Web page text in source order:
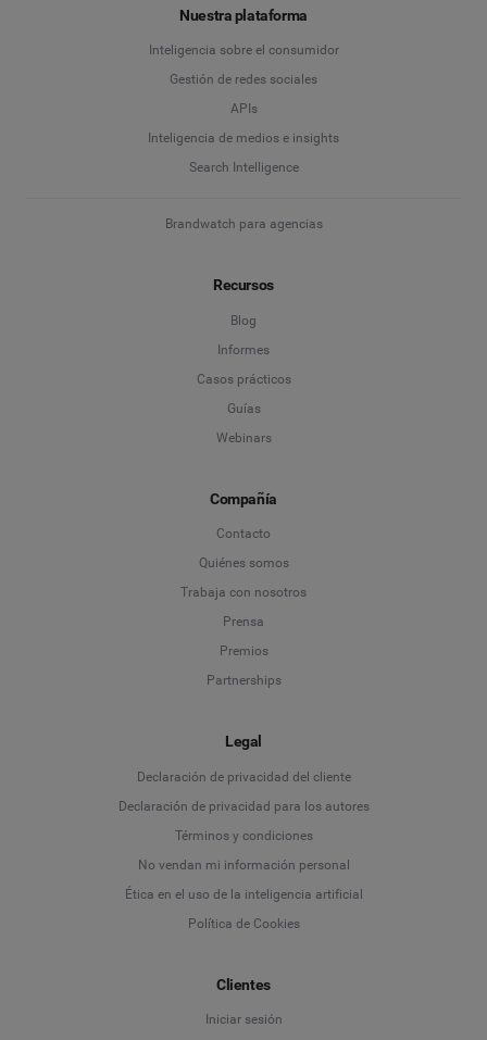
Nuestra plataforma
Inteligencia sobre el consumidor
Gestión de redes sociales
APIs
Inteligencia de medios e insights
Search Intelligence
Brandwatch para agencias
Recursos
Blog
Informes
Casos prácticos
Guías
Webinars
Compañía
Contacto
Quiénes somos
Trabaja con nosotros
Prensa
Premios
Partnerships
Legal
Declaración de privacidad del cliente
Declaración de privacidad para los autores
Términos y condiciones
No vendan mi información personal
Ética en el uso de la inteligencia artificial
Política de Cookies
Clientes
Iniciar sesión